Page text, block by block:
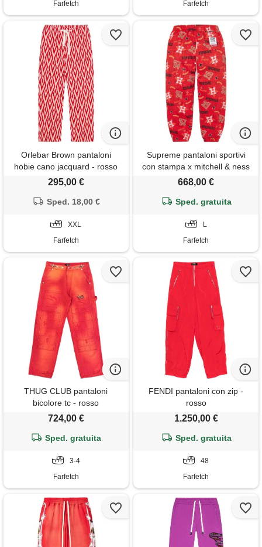
Farfetch
Farfetch
Orlebar Brown pantaloni
hobie cano jacquard - rosso
295,00 €
Sped. 18,00 €
XXL
Farfetch
Supreme pantaloni sportivi
con stampa x mitchell & ness
teams - rosso
668,00 €
Sped. gratuita
L
Farfetch
THUG CLUB pantaloni
bicolore tc - rosso
724,00 €
Sped. gratuita
3-4
Farfetch
FENDI pantaloni con zip -
rosso
1.250,00 €
Sped. gratuita
48
Farfetch